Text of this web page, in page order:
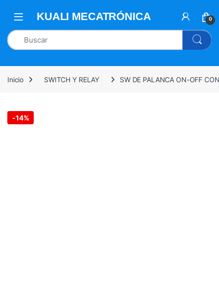
0
Inicio SWITCH Y RELAY SW DE PALANCA ON-OFF
-14%